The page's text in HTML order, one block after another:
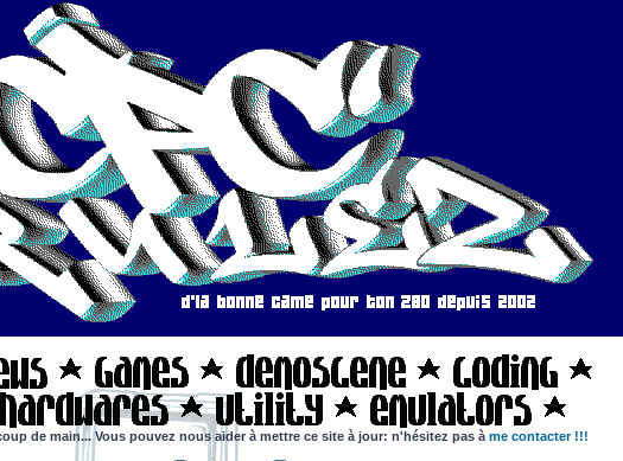
de main... Vous pouvez nous aider à mettre ce site à jour: n'hésitez pas à me contacter !!!